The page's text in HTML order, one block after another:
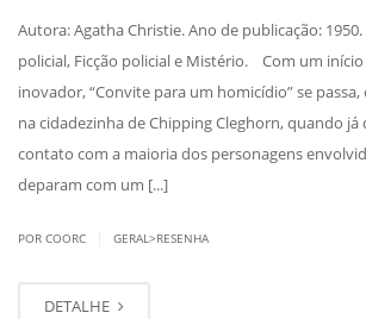
Autora: Agatha Christie. Ano de publicação:
policial, Ficção policial e Mistério. Com um início
inovador, “Convite para um homicídio” se
na cidadezinha de Chipping Cleghorn, quando já
contato com a maioria dos personagens
deparam com um [...]
POR COORC GERAL>RESENHA
DETALHE